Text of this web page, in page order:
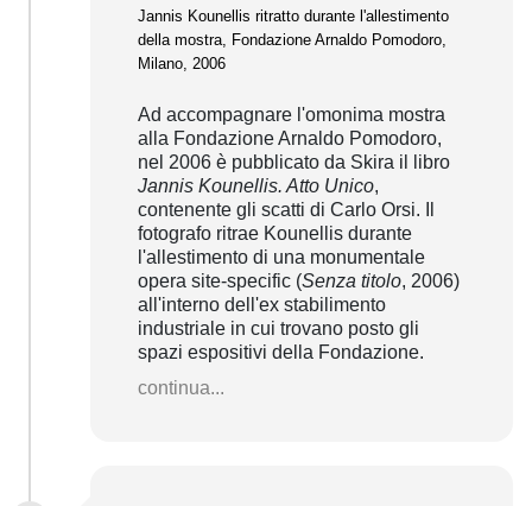
Jannis Kounellis ritratto durante l'allestimento
della mostra, Fondazione Arnaldo Pomodoro,
Milano, 2006
Ad accompagnare l'omonima mostra
alla Fondazione Arnaldo Pomodoro,
nel 2006 è pubblicato da Skira il libro
Jannis Kounellis. Atto Unico,
contenente gli scatti di Carlo Orsi. Il
fotografo ritrae Kounellis durante
l'allestimento di una monumentale
opera site-specific (Senza titolo, 2006)
all'interno dell'ex stabilimento
industriale in cui trovano posto gli
spazi espositivi della Fondazione.
continua...